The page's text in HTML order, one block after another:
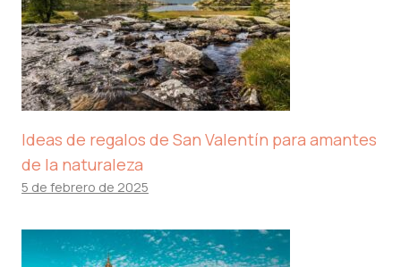
Ideas de regalos de San Valentín para amantes
de la naturaleza
5 de febrero de 2025